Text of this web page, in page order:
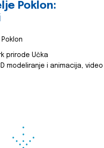
Poklon:
prirode Učka
modeliranje i animacija, video